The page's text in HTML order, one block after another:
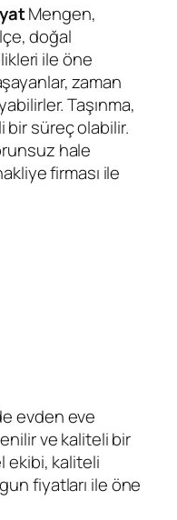
Mengen,
doğal
ile öne
zaman
Taşınma,
süreç olabilir.
hale
firması ile
evden eve
ve kaliteli bir
ekibi, kaliteli
fiyatları ile öne